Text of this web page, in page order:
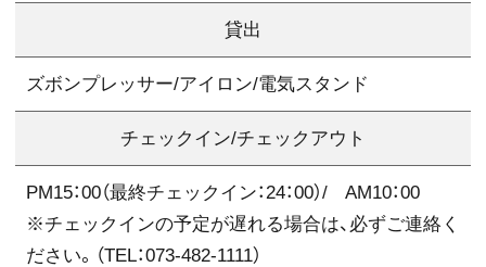
貸出
ズボンプレッサー/アイロン/電気スタンド
チェックイン/チェックアウト
PM15：00（最終チェックイン：24：00）/ AM10：00
※チェックインの予定が遅れる場合は、必ずご連絡く
ださい。（TEL：073-482-1111）